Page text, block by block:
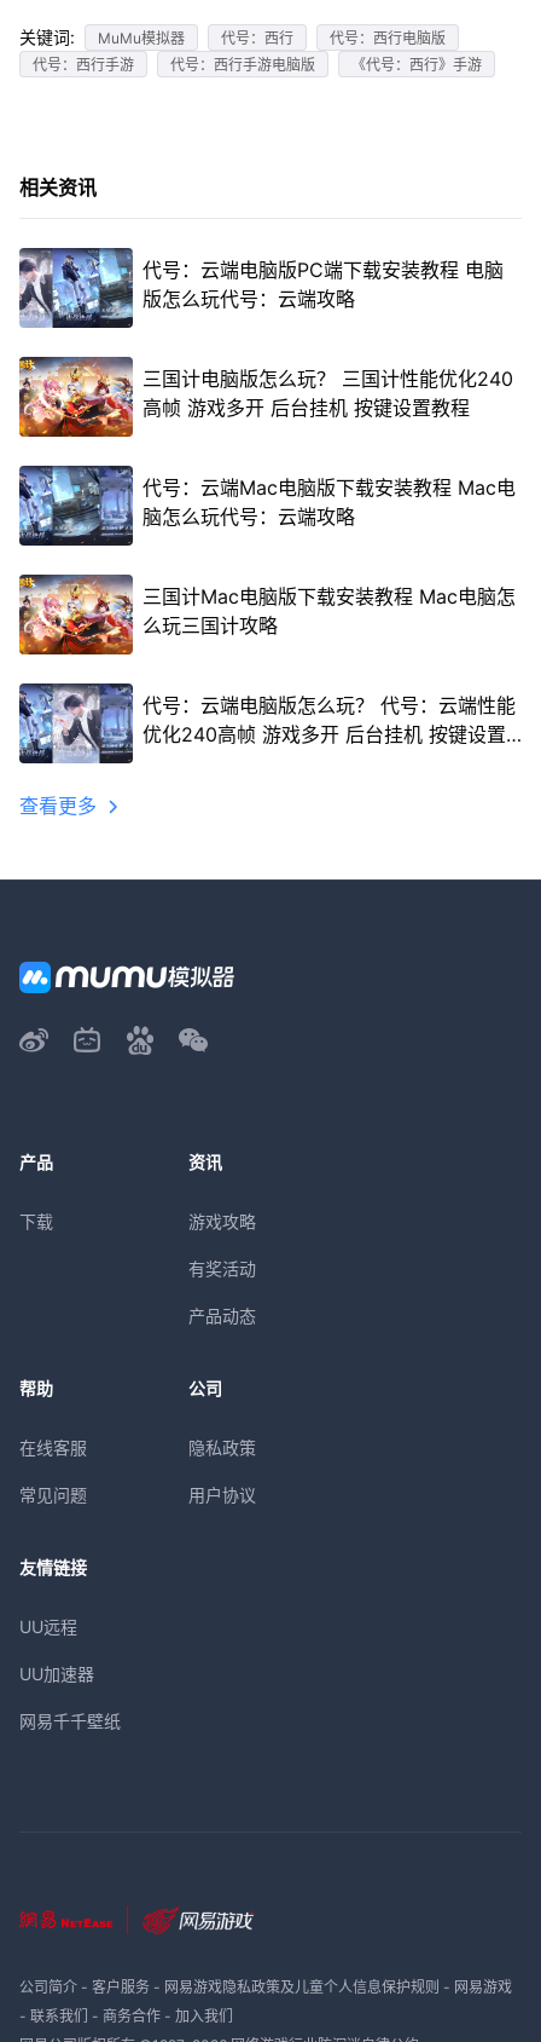
关键词: MuMu模拟器 代号：西行
代号：西行电脑版
代号：西行手游
代号：西行手游电脑版 《代号：西行》手游
相关资讯
代号：云端电脑版PC端下载安装教程 电脑
版怎么玩代号：云端攻略
三国计电脑版怎么玩？ 三国计性能优化240
高帧 游戏多开 后台挂机 按键设置教程
代号：云端Mac电脑版下载安装教程 Mac电
脑怎么玩代号：云端攻略
三国计Mac电脑版下载安装教程 Mac电脑怎
么玩三国计攻略
代号：云端电脑版怎么玩？ 代号：云端性能
优化240高帧 游戏多开 后台挂机 按键设置
查看更多
产品
下载
资讯
游戏攻略
有奖活动
产品动态
帮助
在线客服
常见问题
公司
隐私政策
用户协议
友情链接
UU远程
UU加速器
网易千千壁纸
公司简介- 客户服务- 网易游戏隐私政策及儿童个人信息保护规则 - 网易游戏
- 联系我们 - 商务合作- 加入我们